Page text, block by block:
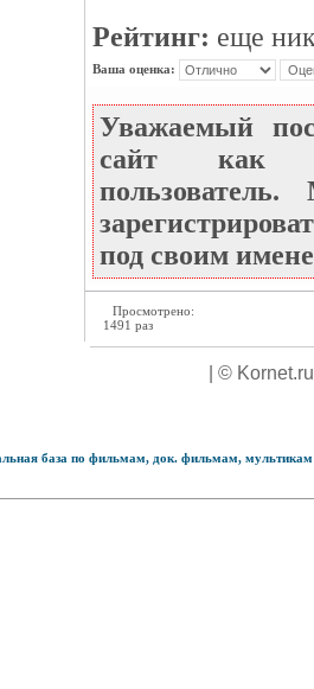
Рейтинг: еще
Ваша оценка:
Уважаемый
сайт как
под своим
Просмотрено:
1491 раз
| ©
база по фильмам, док. фильмам,